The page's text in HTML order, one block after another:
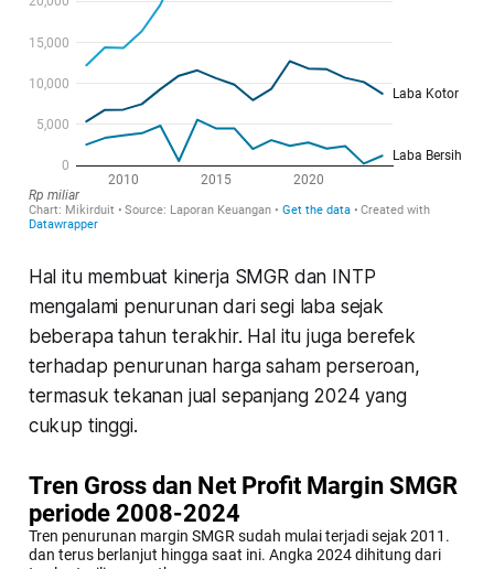
Hal itu membuat kinerja SMGR dan INTP
mengalami penurunan dari segi laba sejak
beberapa tahun terakhir. Hal itu juga berefek
terhadap penurunan harga saham perseroan,
termasuk tekanan jual sepanjang 2024 yang
cukup tinggi.